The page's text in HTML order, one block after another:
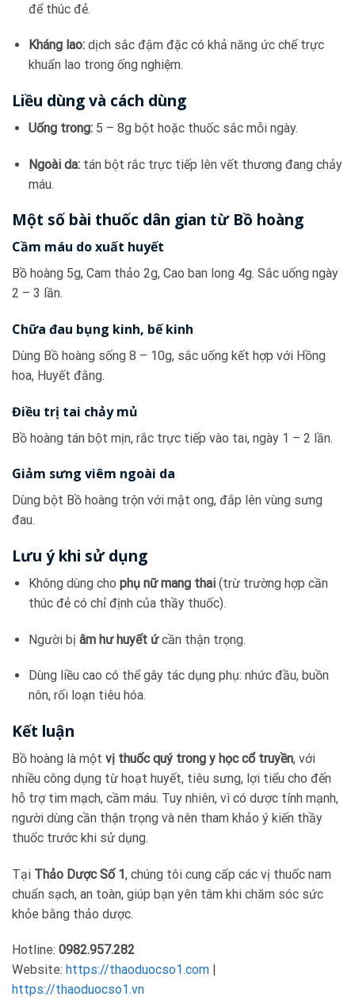
để thúc đẻ.
Kháng lao:dịch sắc đậm đặc có khả năng ức chế trực
khuẩn lao trong ống nghiệm.
Liều dùng và cách dùng
Uống trong:5 – 8g bột hoặc thuốc sắc mỗi ngày.
Ngoài da:tán bột rắc trực tiếp lên vết thương đang chảy
máu.
Một số bài thuốc dân gian từ Bồ hoàng
Cầm máu do xuất huyết
Bồ hoàng 5g, Cam thảo 2g, Cao ban long 4g. Sắc uống ngày
2 – 3 lần.
Chữa đau bụng kinh, bế kinh
Dùng Bồ hoàng sống 8 – 10g, sắc uống kết hợp với Hồng
hoa, Huyết đằng.
Điều trị tai chảy mủ
Bồ hoàng tán bột mịn, rắc trực tiếp vào tai, ngày 1 – 2 lần.
Giảm sưng viêm ngoài da
Dùng bột Bồ hoàng trộn với mật ong, đắp lên vùng sưng
đau.
Lưu ý khi sử dụng
Không dùng cho phụ nữ mang thai(trừ trường hợp cần
thúc đẻ có chỉ định của thầy thuốc).
Người bị âm hư huyết ứcần thận trọng.
Dùng liều cao có thể gây tác dụng phụ: nhức đầu, buồn
nôn, rối loạn tiêu hóa.
Kết luận
Bồ hoàng là một vị thuốc quý trong y học cổ truyền, với
nhiều công dụng từ hoạt huyết, tiêu sưng, lợi tiểu cho đến
hỗ trợ tim mạch, cầm máu. Tuy nhiên, vì có dược tính mạnh,
người dùng cần thận trọng và nên tham khảo ý kiến thầy
thuốc trước khi sử dụng.
Tại Thảo Dược Số 1, chúng tôi cung cấp các vị thuốc nam
chuẩn sạch, an toàn, giúp bạn yên tâm khi chăm sóc sức
khỏe bằng thảo dược.
Hotline: 0982.957.282
Website: https://thaoduocso1.com
https://thaoduocso1.vn